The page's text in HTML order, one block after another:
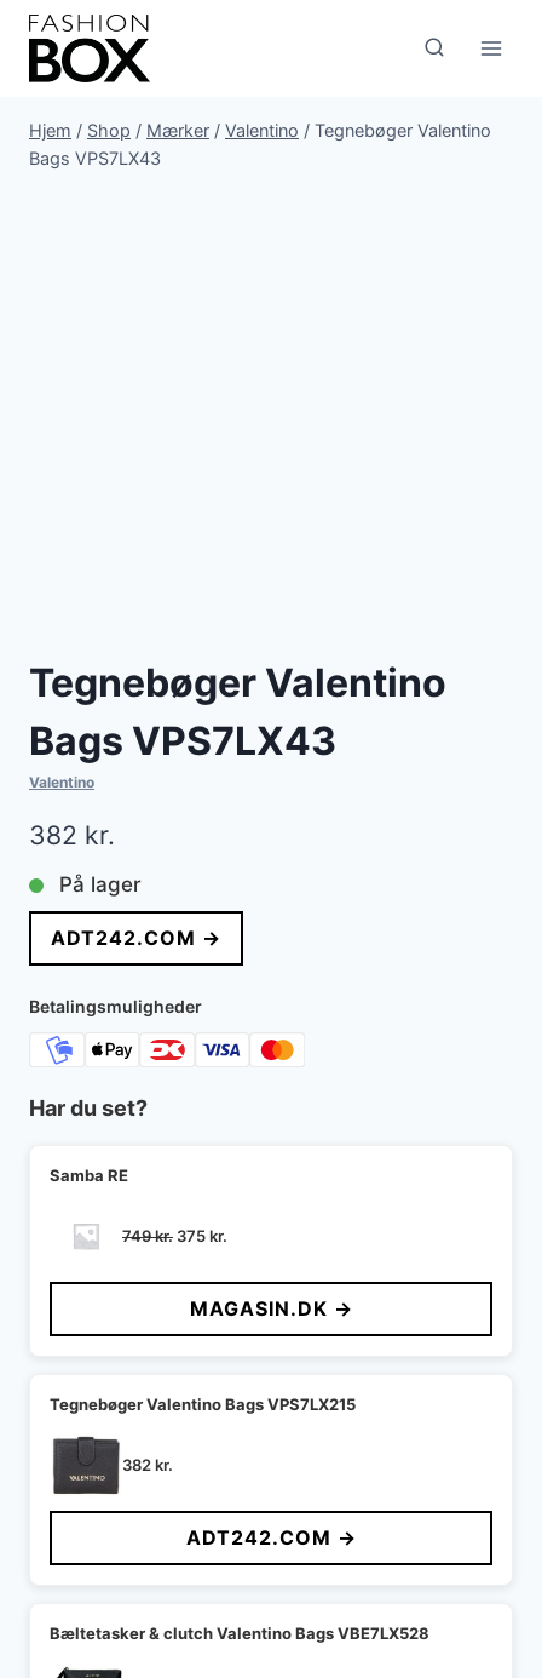
Fortsæt
indhold
Hjem / Shop / Mærker / Valentino / Tegnebøger Valentino
Bags VPS7LX43
Tegnebøger Valentino
Bags VPS7LX43
Valentino
382 kr.
På lager
ADT242.COM →
Betalingsmuligheder
Har du set?
Samba RE
749kr. Den
pris
var:
749 kr..
375kr.
pris
er:
375 kr..
MAGASIN.DK →
Tegnebøger Valentino Bags VPS7LX215
382kr.
ADT242.COM →
Bæltetasker & clutch Valentino Bags VBE7LX528